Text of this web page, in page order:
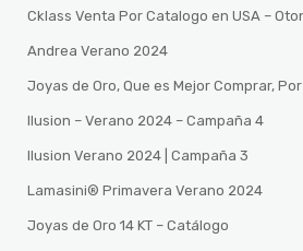
Cklass Venta Por Catalogo en USA –
Andrea Verano 2024
Joyas de Oro, Que es Mejor Comprar,
Ilusion – Verano 2024 – Campaña 4
Ilusion Verano 2024 | Campaña 3
Lamasini®️ Primavera Verano 2024
Joyas de Oro 14 KT – Catálogo